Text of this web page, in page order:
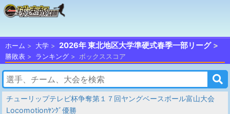
ホーム 大学 2026年 東北地区大学準硬式春季一部リーグ
勝敗表 ランキング ボックススコア
チューリップテレビ杯争奪第１７回ヤングベースボール富山大会
Locomotionﾔﾝｸﾞ優勝